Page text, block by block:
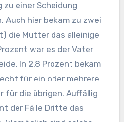
zu einer Scheidung
Auch hier bekam zu zwei
die Mutter das alleinige
war es der Vater
In 2,8 Prozent bekam
für ein oder mehrere
für die übrigen. Auffällig
der Fälle Dritte das